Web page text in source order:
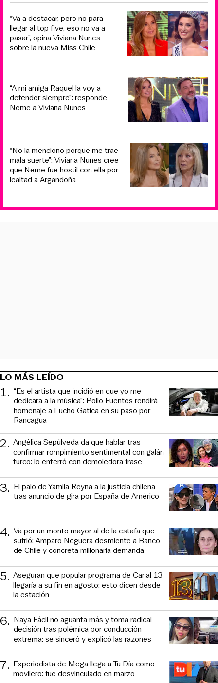
“Va a destacar, pero no para
llegar al top five, eso no va a
pasar”, opina Viviana Nunes
sobre la nueva Miss Chile
“A mi amiga Raquel la voy a
defender siempre”: responde
Neme a Viviana Nunes
“No la menciono porque me trae
mala suerte”: Viviana Nunes cree
que Neme fue hostil con ella por
lealtad a Argandoña
LO MÁS LEÍDO
1. “Es el artista que incidió en que yo me
dedicara a la música”: Pollo Fuentes rendirá
homenaje a Lucho Gatica en su paso por
Rancagua
2. Angélica Sepúlveda da que hablar tras
confirmar rompimiento sentimental con galán
turco: lo enterró con demoledora frase
3. El palo de Yamila Reyna a la justicia chilena
tras anuncio de gira por España de Américo
4. Va por un monto mayor al de la estafa que
sufrió: Amparo Noguera desmiente a Banco
de Chile y concreta millonaria demanda
5. Aseguran que popular programa de Canal 13
llegaría a su fin en agosto: esto dicen desde
la estación
6. Naya Fácil no aguanta más y toma radical
decisión tras polémica por conducción
extrema: se sinceró y explicó las razones
7. Experiodista de Mega llega a Tu Día como
movilero: fue desvinculado en marzo